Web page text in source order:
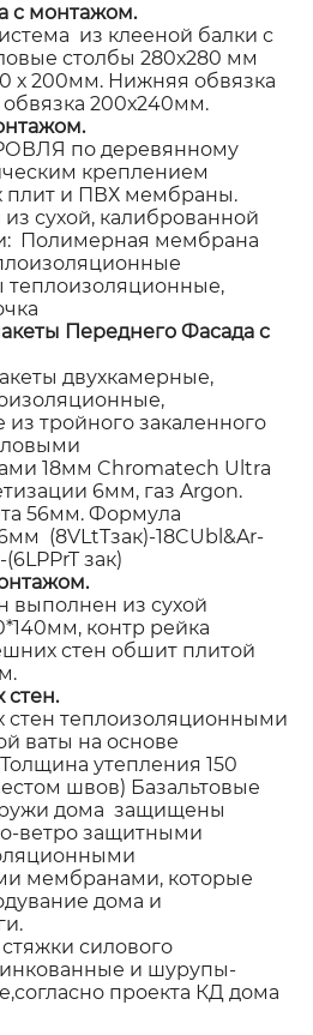
с монтажом.
из клееной балки с
столбы 280х280 мм
х 200мм. Нижняя обвязка
200х240мм.
по деревянному
креплением
плит и ПВХ мембраны.
сухой, калиброванной
Полимерная мембрана
теплоизоляционные,
Переднего Фасада с
двухкамерные,
тройного закаленного
18мм Chromatech Ultra
6мм, газ Argon.
56мм. Формула
(8VLtTзак)-18CUbl&Ar-
зак)
выполнен из сухой
контр рейка
стен обшит плитой
стен.
теплоизоляционными
ваты на основе
утепления 150
швов) Базальтовые
дома защищены
ветро защитными
мембранами, которые
дома и
силового
и шурупы-
проекта КД дома